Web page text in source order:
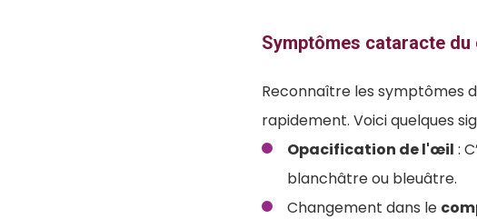
Symptômes cataracte du
Reconnaître les symptômes
rapidement. Voici quelques
Opacification de l'œil :
blanchâtre ou bleuâtre.
Changement dans le